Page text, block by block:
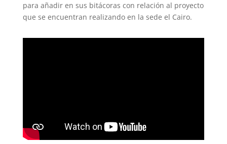
para añadir en sus bitácoras con relación al proyecto
que se encuentran realizando en la sede el Cairo.